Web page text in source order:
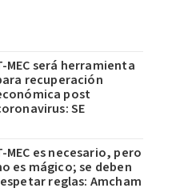
MEC será herramienta
recuperación
post
SE
MEC es necesario, pero
es mágico; se deben
reglas: Amcham